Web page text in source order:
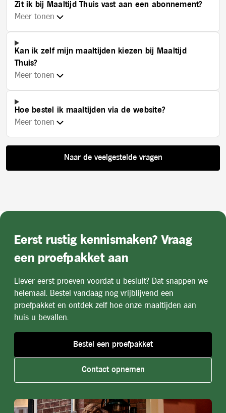
Zit ik bij Maaltijd Thuis vast aan een abonnement?
Meer tonen
Kan ik zelf mijn maaltijden kiezen bij Maaltijd
Thuis?
Meer tonen
Hoe bestel ik maaltijden via de website?
Meer tonen
Naar de veelgestelde vragen
Eerst rustig kennismaken? Vraag
een proefpakket aan
Liever eerst proeven voordat u besluit? Dat snappen we
helemaal. Bestel vandaag nog vrijblijvend een
proefpakket en ontdek zelf hoe onze maaltijden aan
huis u bevallen.
Bestel een proefpakket
Contact opnemen